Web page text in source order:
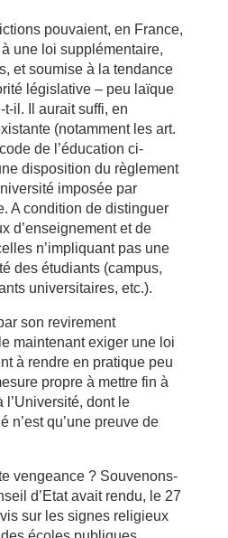
pouvaient, en France,
une loi supplémentaire,
et soumise à la tendance
législative – peu laïque
il. Il aurait suffi, en
(notamment les art.
de l’éducation ci-
disposition du règlement
imposée par
A condition de distinguer
d’enseignement et de
n’impliquant pas une
des étudiants (campus,
universitaires, etc.).
son revirement
maintenant exiger une loi
à rendre en pratique peu
propre à mettre fin à
l’Université, dont le
n’est qu’une preuve de
vengeance ? Souvenons-
d’Etat avait rendu, le 27
sur les signes religieux